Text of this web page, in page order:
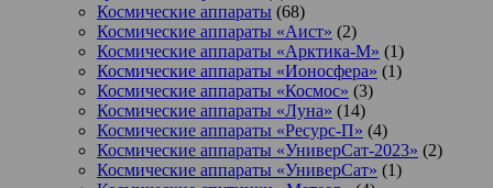
Космические аппараты (68)
Космические аппараты «Аист» (2)
Космические аппараты «Арктика-М» (1)
Космические аппараты «Ионосфера» (1)
Космические аппараты «Космос» (3)
Космические аппараты «Луна» (14)
Космические аппараты «Ресурс-П» (4)
Космические аппараты «УниверСат-2023» (2)
Космические аппараты «УниверСат» (1)